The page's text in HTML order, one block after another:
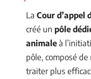
La Cour d’appel
créé un pôle
animaleà
pôle, composé
traiter plus